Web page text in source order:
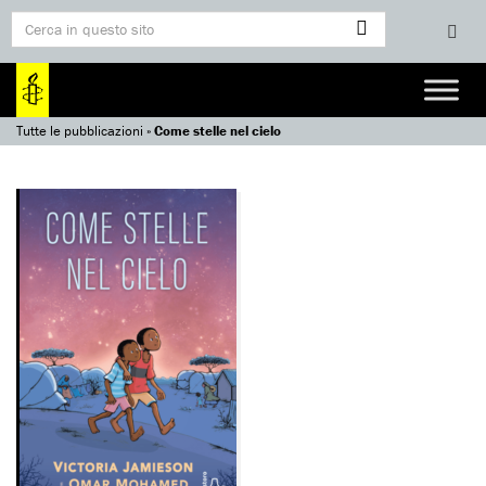
Tutte le pubblicazioni »Come stelle nel cielo